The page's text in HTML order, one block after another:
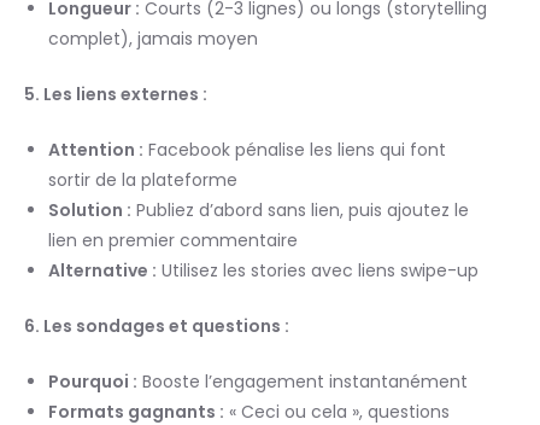
Longueur : Courts (2-3 lignes) ou longs (storytelling
complet), jamais moyen
5. Les liens externes :
Attention : Facebook pénalise les liens qui font
sortir de la plateforme
Solution : Publiez d’abord sans lien, puis ajoutez le
lien en premier commentaire
Alternative : Utilisez les stories avec liens swipe-up
6. Les sondages et questions :
Pourquoi : Booste l’engagement instantanément
Formats gagnants : « Ceci ou cela », questions